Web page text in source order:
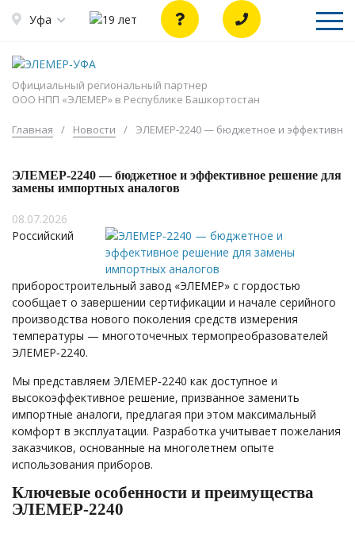
Уфа
Официальный региональный партнер
ООО НПП «ЭЛЕМЕР» в Республике Башкортостан
Главная / Новости / ЭЛЕМЕР‑2240 — бюджетное и
ЭЛЕМЕР‑2240 — бюджетное и эффективное решение для
замены импортных аналогов
08.07.2026
Российский
приборостроительный завод «ЭЛЕМЕР» с гордостью
сообщает о завершении сертификации и начале серийного
производства нового поколения средств измерения
температуры — многоточечных термопреобразователей
ЭЛЕМЕР‑2240.
Мы представляем ЭЛЕМЕР‑2240 как доступное и
высокоэффективное решение, призванное заменить
импортные аналоги, предлагая при этом максимальный
комфорт в эксплуатации. Разработка учитывает пожелания
заказчиков, основанные на многолетнем опыте
использования приборов.
Ключевые особенности и преимущества
ЭЛЕМЕР‑2240